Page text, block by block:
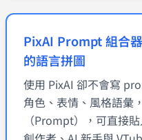
PixAI Prompt 組合
的語言拼圖
使用 PixAI 卻不會寫
角色、表情、風格語彙
（Prompt），可直接